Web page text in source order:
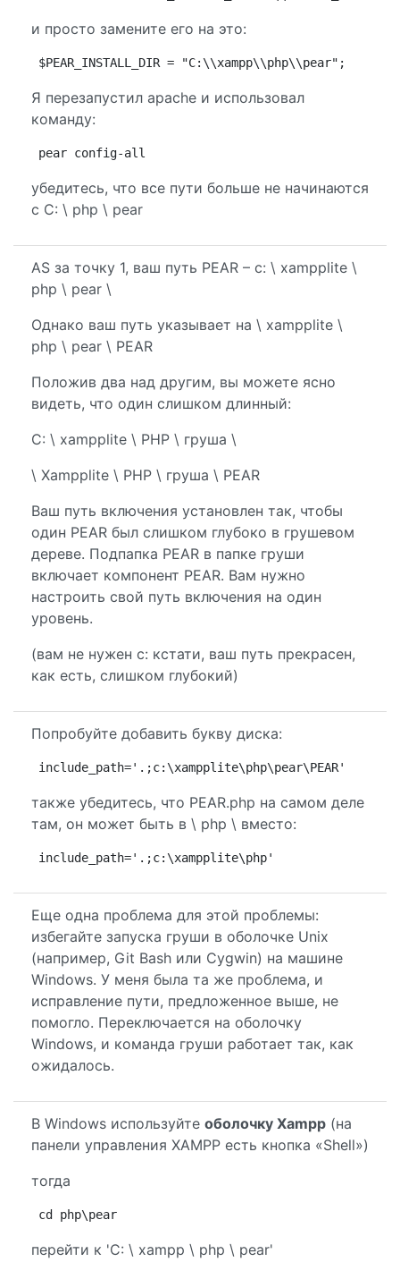
и просто замените его на это:
$PEAR_INSTALL_DIR = "C:\\xampp\\php\\pear";
Я перезапустил apache и использовал
команду:
pear config-all
убедитесь, что все пути больше не начинаются
с C: \ php \ pear
AS за точку 1, ваш путь PEAR – c: \ xampplite \
php \ pear \
Однако ваш путь указывает на \ xampplite \
php \ pear \ PEAR
Положив два над другим, вы можете ясно
видеть, что один слишком длинный:
C: \ xampplite \ PHP \ груша \
\ Xampplite \ PHP \ груша \ PEAR
Ваш путь включения установлен так, чтобы
один PEAR был слишком глубоко в грушевом
дереве. Подпапка PEAR в папке груши
включает компонент PEAR. Вам нужно
настроить свой путь включения на один
уровень.
(вам не нужен c: кстати, ваш путь прекрасен,
как есть, слишком глубокий)
Попробуйте добавить букву диска:
include_path='.;c:\xampplite\php\pear\PEAR'
также убедитесь, что PEAR.php на самом деле
там, он может быть в \ php \ вместо:
include_path='.;c:\xampplite\php'
Еще одна проблема для этой проблемы:
избегайте запуска груши в оболочке Unix
(например, Git Bash или Cygwin) на машине
Windows. У меня была та же проблема, и
исправление пути, предложенное выше, не
помогло. Переключается на оболочку
Windows, и команда груши работает так, как
ожидалось.
В Windows используйте оболочку Xampp (на
панели управления XAMPP есть кнопка «Shell»)
тогда
cd php\pear
перейти к 'C: \ xampp \ php \ pear'